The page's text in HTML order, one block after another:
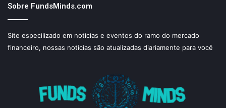
Sobre FundsMinds.com
Site especilizado em noticias e eventos do ramo do mercado
financeiro, nossas noticias são atualizadas diariamente para você